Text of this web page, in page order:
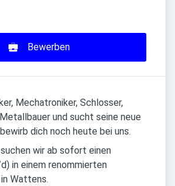
Bewerben
Mechatroniker, Schlosser,
und sucht seine neue
dich noch heute bei uns.
wir ab sofort einen
in einem renommierten
Wattens.